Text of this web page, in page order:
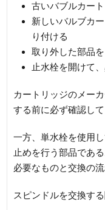
古いバブルカー
新しいバルブカ
り付ける
取り外した部品
止水栓を開けて
カートリッジのメー
する前に必ず確認して
一方、単水栓を使用
止めを行う部品であ
必要なものと交換の
スピンドルを交換す